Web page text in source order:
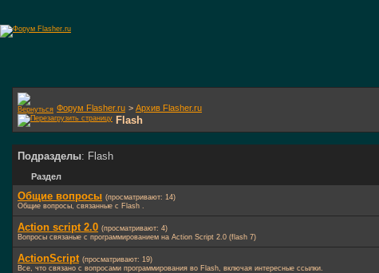
Форум Flasher.ru > Архив Flasher.ru
Flash
Подразделы: Flash
Раздел
Общие вопросы (просматривают: 14)
Общие вопросы, связанные с Flash .
Action script 2.0 (просматривают: 4)
Вопросы связаные с программированием на Action Script 2.0 (flash 7)
ActionScript (просматривают: 19)
Все, что связано с вопросами программирования во Flash, включая интересные ссылки.